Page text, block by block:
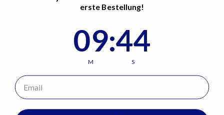
erste Bestellung!
09
M
:44
S
Email